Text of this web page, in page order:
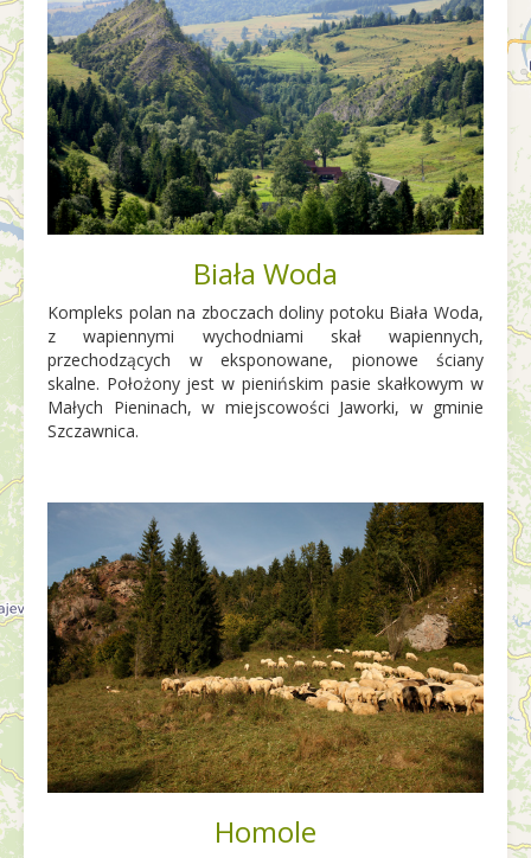
Biała Woda
Kompleks polan na zboczach doliny potoku Biała Woda,
z wapiennymi wychodniami skał wapiennych,
przechodzących w eksponowane, pionowe ściany
skalne. Położony jest w pienińskim pasie skałkowym w
Małych Pieninach, w miejscowości Jaworki, w gminie
Szczawnica.
Homole